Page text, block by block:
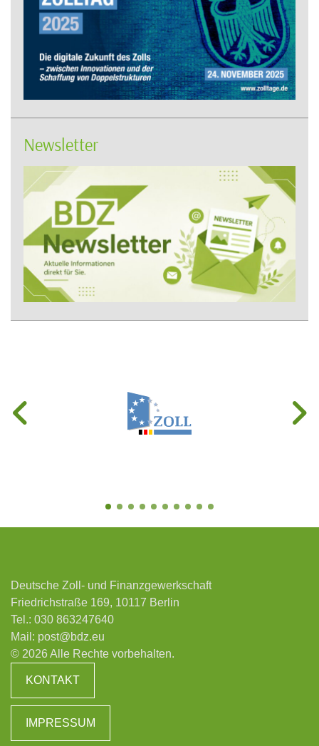
Newsletter
Deutsche Zoll- und Finanzgewerkschaft
Friedrichstraße 169, 10117 Berlin
Tel.: 030 863247640
Mail: post@bdz.eu
© 2026 Alle Rechte vorbehalten.
KONTAKT
IMPRESSUM